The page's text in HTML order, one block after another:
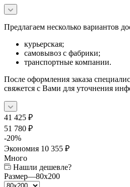
Предлагаем несколько вариантов
курьерская;
самовывоз с фабрики;
транспортные компании.
После оформления заказа
свяжется с Вами для уточнения
41 425 ₽
51 780 ₽
-20%
Экономия 10 355 ₽
Много
Нашли дешевле?
Размер—80x200